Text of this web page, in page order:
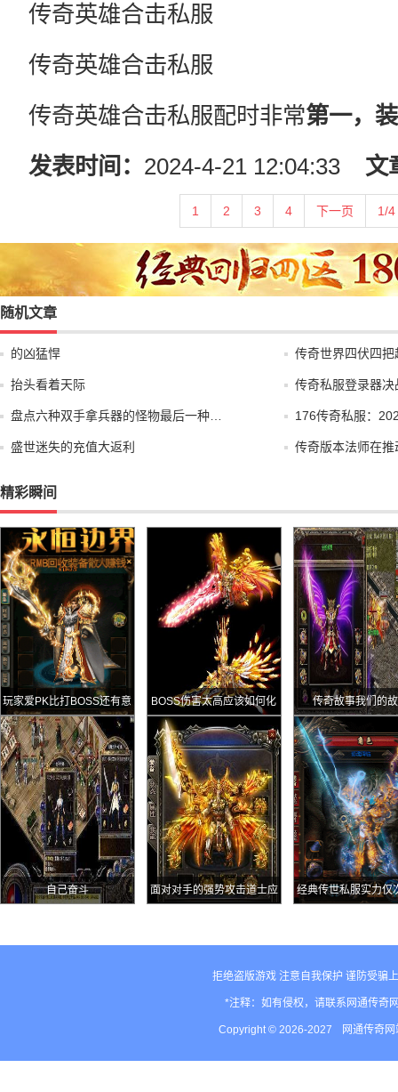
传奇英雄合击私服
传奇英雄合击私服
传奇英雄合击私服配时非常第一，
发表时间： 2024-4-21 12:04:33 文
1 2 3 4 下一页 1/4
随机文章
的凶猛悍 传奇世界四伏四
抬头看着天际 传奇私服登录器
盘点六种双手拿兵器的怪物最后一种… 176传奇私服：
盛世迷失的充值大返利 传奇版本法师在
精彩瞬间
玩家爱PK比打BOSS还有意
思
BOSS伤害太高应该如何化
解
传奇故事我们的
自己奋斗 面对对手的强势攻击道士应 经典传世私服实力仅
拒绝盗版游戏 注意自我保护 谨防受骗
*注释：如有侵权，请联系网通传奇
Copyright © 2026-2027 网通传奇